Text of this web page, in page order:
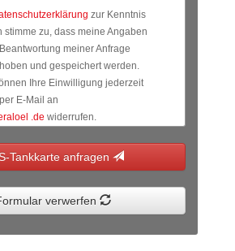
zur Kenntnis
stimme zu, dass meine Angaben
meiner Anfrage
und gespeichert werden.
Ihre Einwilligung jederzeit
E-Mail an
.de widerrufen.
Tankkarte anfragen
verwerfen